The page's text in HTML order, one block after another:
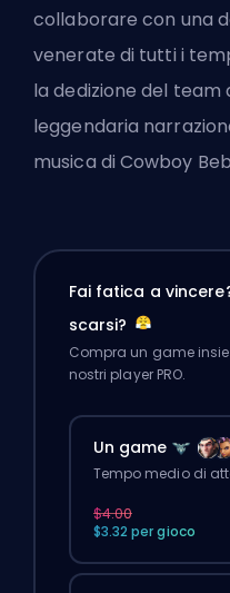
collaborare con una
venerate di tutti i
la dedizione del
leggendaria
musica di Cowboy
Fai fatica a
scarsi?
Compra un game
nostri player PRO.
Un game
Tempo medio di
$4.00
$3.32 per gioco